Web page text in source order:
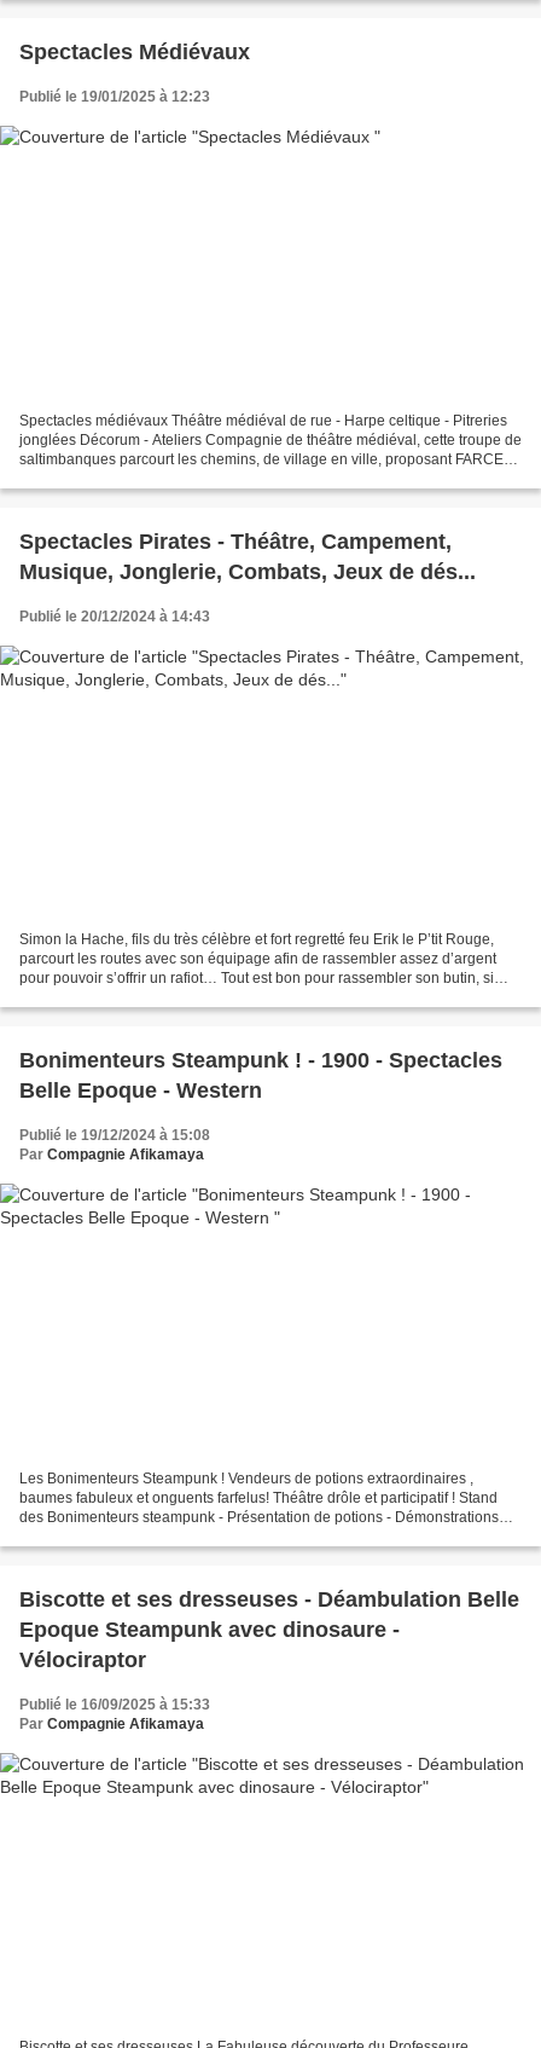
Spectacles Médiévaux
Publié le 19/01/2025 à 12:23
Spectacles médiévaux Théâtre médiéval de rue - Harpe celtique - Pitreries
jonglées Décorum - Ateliers Compagnie de théâtre médiéval, cette troupe de
saltimbanques parcourt les chemins, de village en ville, proposant FARCES
Spectacles Pirates - Théâtre, Campement,
Musique, Jonglerie, Combats, Jeux de dés...
Publié le 20/12/2024 à 14:43
Simon la Hache, fils du très célèbre et fort regretté feu Erik le P’tit Rouge,
parcourt les routes avec son équipage afin de rassembler assez d’argent
pour pouvoir s’offrir un rafiot… Tout est bon pour rassembler son butin, si
Bonimenteurs Steampunk ! - 1900 - Spectacles
Belle Epoque - Western
Publié le 19/12/2024 à 15:08
Par Compagnie Afikamaya
Les Bonimenteurs Steampunk ! Vendeurs de potions extraordinaires ,
baumes fabuleux et onguents farfelus! Théâtre drôle et participatif ! Stand
des Bonimenteurs steampunk - Présentation de potions - Démonstrations
Biscotte et ses dresseuses - Déambulation Belle
Epoque Steampunk avec dinosaure -
Vélociraptor
Publié le 16/09/2025 à 15:33
Par Compagnie Afikamaya